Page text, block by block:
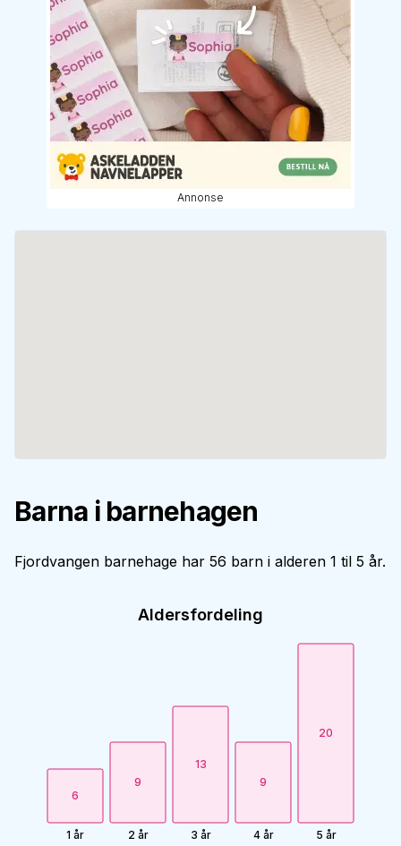
Annonse
Barna i barnehagen
Fjordvangen barnehage har 56 barn i alderen 1 til 5 år.
Aldersfordeling
6
1 år
9
2 år
13
3 år
9
4 år
20
5 år